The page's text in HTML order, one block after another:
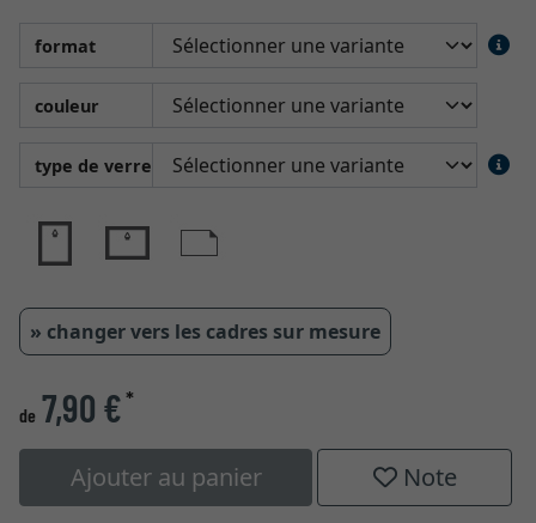
format
couleur
type de verre
» changer vers les cadres sur mesure
de 7,90 €*
Ajouter au panier Note